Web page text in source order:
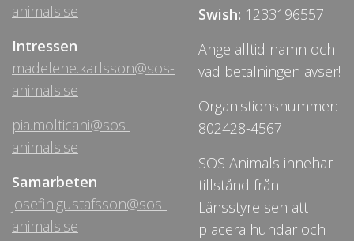
animals.se
Intressen
madelene.karlsson@sos-
animals.se
pia.molticani@sos-
animals.se
Samarbeten
josefin.gustafsson@sos-
animals.se
Swish: 1233196557
Ange alltid namn och
vad betalningen avser!
Organistionsnummer:
802428-4567
SOS Animals innehar
tillstånd från
Länsstyrelsen att
placera hundar och